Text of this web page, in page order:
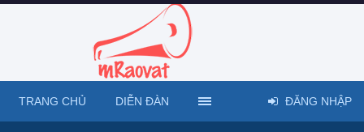
TRANG CHỦ DIỄN ĐÀN ĐĂNG NHẬP